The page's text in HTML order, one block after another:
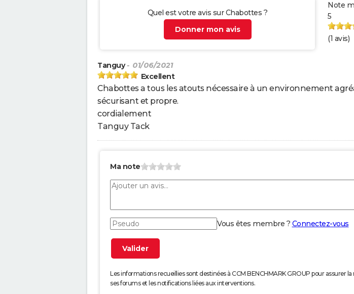
Quel est votre avis sur Chabottes ?
Donner mon avis
Note
5
(1 avis)
Tanguy- 01/06/2021
Excellent
Chabottes a tous les atouts nécessaire à un environnement
sécurisant et propre.
cordialement
Tanguy Tack
Ma note
Vous êtes membre ? Connectez-vous
Les informations recueillies sont destinées à CCM BENCHMARK GROUP pour assurer
ses forums et les notifications liées aux interventions.